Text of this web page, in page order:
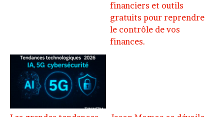
financiers et outils
gratuits pour reprendre
le contrôle de vos
finances.